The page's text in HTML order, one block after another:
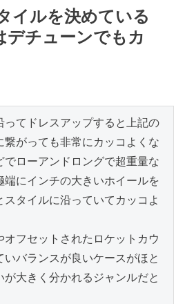
イルを決めている
デチューンでもカ
ってドレスアップすると上記の
がっても非常にカッコよくな
でローアンドロングで超重量な
端にインチの大きいホイールを
タイルに沿っていてカッコよ
フセットされたロケットカウ
いバランスが良いケースがほと
大きく分かれるジャンルだと